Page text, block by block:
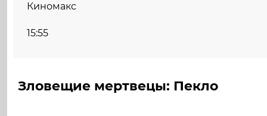
Киномакс
15:55
Зловещие мертвецы: Пекло